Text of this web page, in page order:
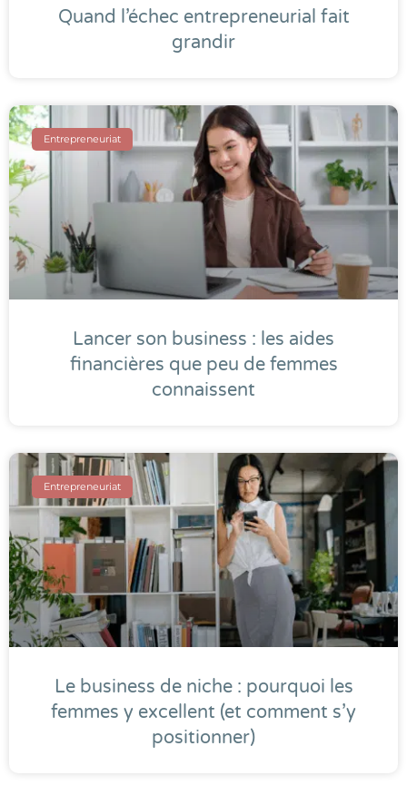
Quand l’échec entrepreneurial fait
grandir
Entrepreneuriat
Lancer son business : les aides
financières que peu de femmes
connaissent
Entrepreneuriat
Le business de niche : pourquoi les
femmes y excellent (et comment s’y
positionner)